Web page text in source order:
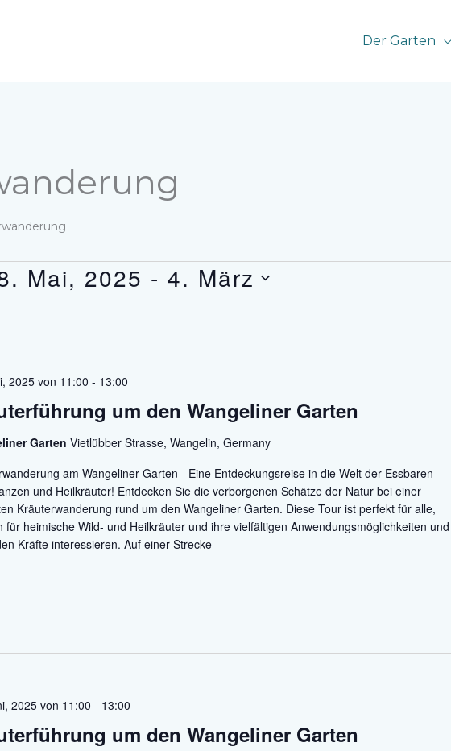
Der Garten
Mai, 2025 - 4. März
um den Wangeliner Garten
2025 von 11:00 - 13:00
Garten Vietlübber Strasse, Wangelin, Germany
am Wangeliner Garten - Eine Entdeckungsreise in die Welt der Essbaren
und Heilkräuter! Entdecken Sie die verborgenen Schätze der Natur bei einer
Kräuterwanderung rund um den Wangeliner Garten. Diese Tour ist perfekt für alle,
für heimische Wild- und Heilkräuter und ihre vielfältigen Anwendungsmöglichkeiten und
Kräfte interessieren. Auf einer Strecke
um den Wangeliner Garten
2025 von 11:00 - 13:00